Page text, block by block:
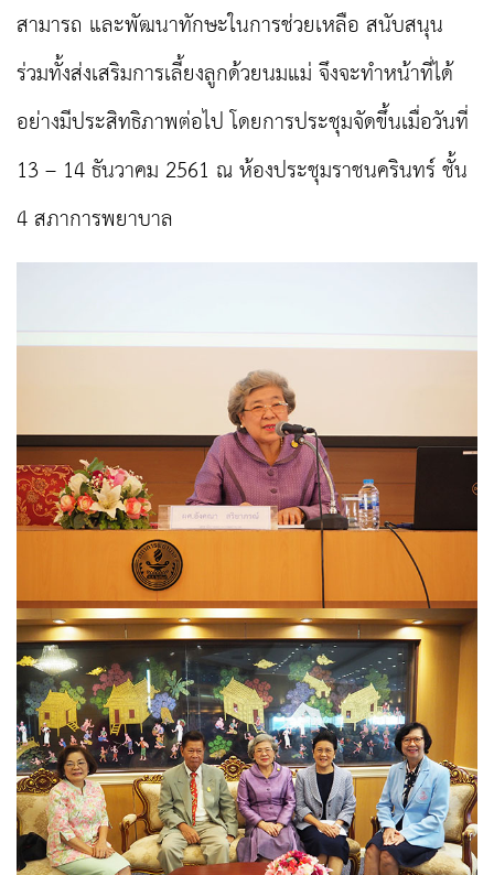
สามารถ และพัฒนาทักษะในการช่วยเหลือ สนับสนุน
ร่วมทั้งส่งเสริมการเลี้ยงลูกด้วยนมแม่ จึงจะทำหน้าที่ได้
อย่างมีประสิทธิภาพต่อไป โดยการประชุมจัดขึ้นเมื่อวันที่
13 – 14 ธันวาคม 2561 ณ ห้องประชุมราชนครินทร์ ชั้น
4 สภาการพยาบาล